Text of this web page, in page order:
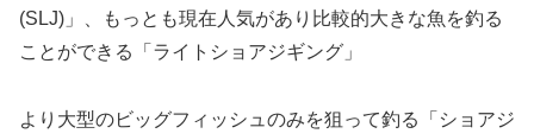
(SLJ)」、もっとも現在人気があり比較的大きな魚を釣る
ことができる「ライトショアジギング」
より大型のビッグフィッシュのみを狙って釣る「ショアジ